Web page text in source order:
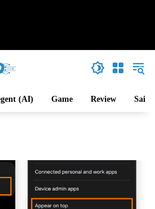
(AI) Game Review Sains